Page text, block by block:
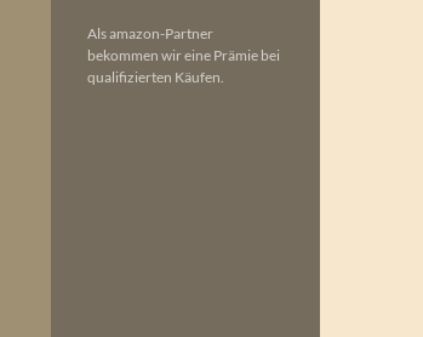
Als amazon-Partner
bekommen wir eine Prämie bei
qualifizierten Käufen.